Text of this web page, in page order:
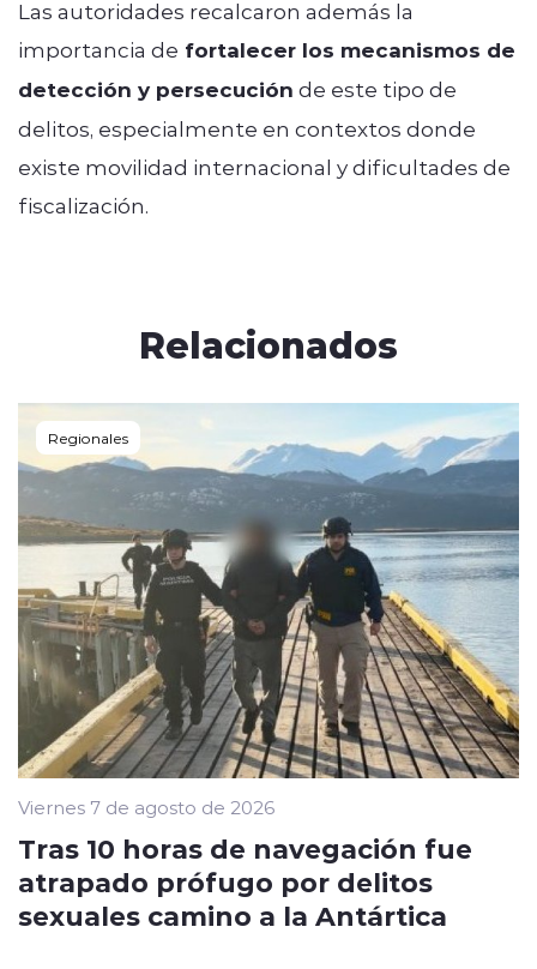
Las autoridades recalcaron además la
importancia de fortalecer los mecanismos de
detección y persecución de este tipo de
delitos, especialmente en contextos donde
existe movilidad internacional y dificultades de
fiscalización.
Relacionados
Regionales
Viernes 7 de agosto de 2026
Tras 10 horas de navegación fue
atrapado prófugo por delitos
sexuales camino a la Antártica